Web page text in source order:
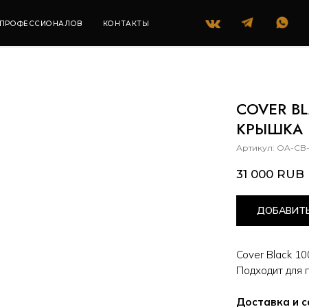
КОНТАКТЫ +7 (985) 418 55 45
100
COVER
КРЫШКА
Артикул: OA-
31 000 RUB
Cover Black
Подходит для
Доставка и